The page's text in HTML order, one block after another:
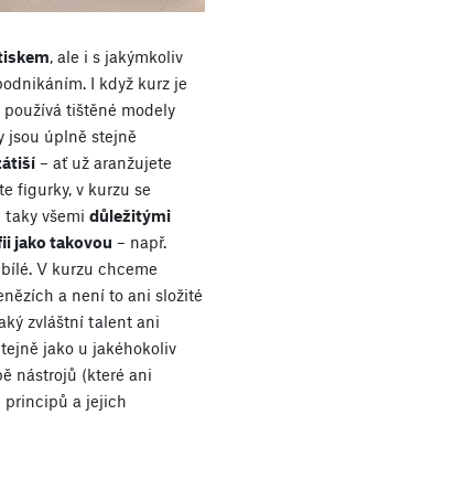
, ale i s jakýmkoliv
I když kurz je
tištěné modely
jsou úplně stejně
– ať už aranžujete
figurky, v kurzu se
taky všemi důležitými
jako takovou – např.
V kurzu chceme
a není to ani složité
zvláštní talent ani
jako u jakéhokoliv
nástrojů (které ani
principů a jejich